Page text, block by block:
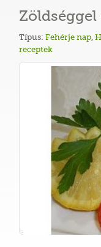
Típus: Fehérje nap,
receptek